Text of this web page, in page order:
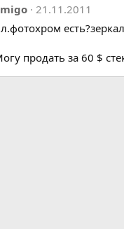
21.11.2011
продать за 60 $